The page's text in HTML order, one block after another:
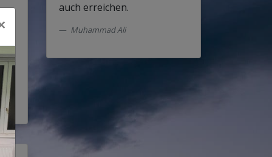
auch erreichen.
Muhammad Ali